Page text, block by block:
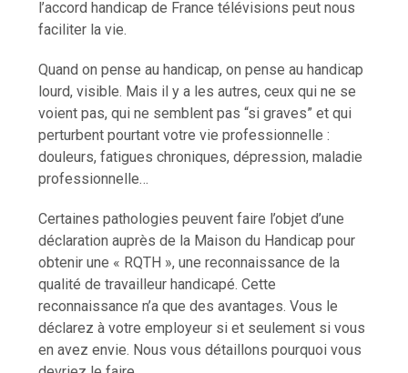
l’accord handicap de France télévisions peut nous
faciliter la vie.
Quand on pense au handicap, on pense au handicap
lourd, visible. Mais il y a les autres, ceux qui ne se
voient pas, qui ne semblent pas “si graves” et qui
perturbent pourtant votre vie professionnelle :
douleurs, fatigues chroniques, dépression, maladie
professionnelle…
Certaines pathologies peuvent faire l’objet d’une
déclaration auprès de la Maison du Handicap pour
obtenir une « RQTH », une reconnaissance de la
qualité de travailleur handicapé. Cette
reconnaissance n’a que des avantages. Vous le
déclarez à votre employeur si et seulement si vous
en avez envie. Nous vous détaillons pourquoi vous